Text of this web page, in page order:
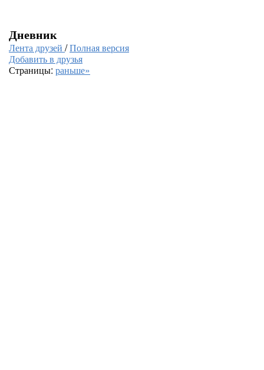
Дневник
Лента друзей /Полная версия
Добавить в друзья
Страницы: раньше»